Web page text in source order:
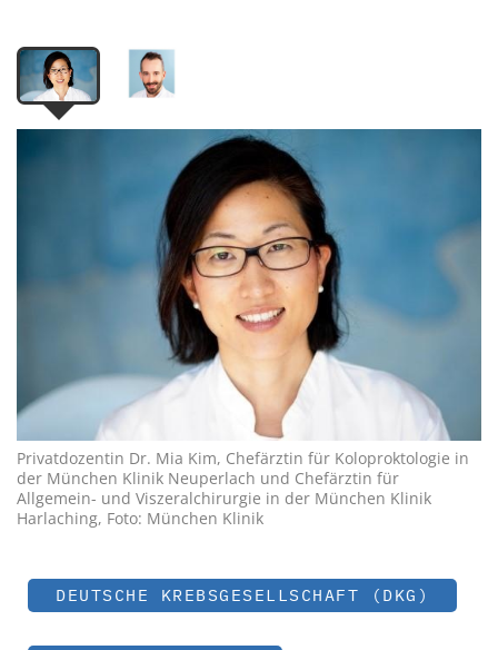
Privatdozentin Dr. Mia Kim, Chefärztin für Koloproktologie in
der München Klinik Neuperlach und Chefärztin für
Allgemein- und Viszeralchirurgie in der München Klinik
Harlaching, Foto: München Klinik
DEUTSCHE KREBSGESELLSCHAFT (DKG)